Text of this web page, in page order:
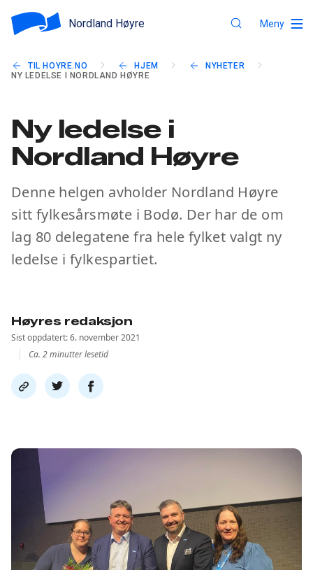
Nordland Høyre Meny
TIL HOYRE.NO HJEM
NYHETER
NY LEDELSE I NORDLAND HØYRE
Ny ledelse i
Nordland Høyre
Denne helgen avholder Nordland Høyre
sitt fylkesårsmøte i Bodø. Der har de om
lag 80 delegatene fra hele fylket valgt ny
ledelse i fylkespartiet.
Høyres redaksjon
Sist oppdatert: 6. november 2021
Ca. 2 minutter lesetid
Del
link
Del
på
Del
på